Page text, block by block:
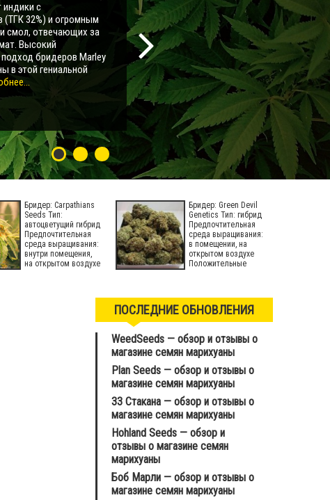
с
(ТГК 32%) и огромным
смол, отвечающих за
Высокий
бридеров Marley
в этой гениальной
Бридер: Carpathians
Seeds Тип:
автоцветущий гибрид
Предпочтительная
среда выращивания:
внутри помещения,
на открытом воздухе
Бридер: Green Devil
Genetics Тип: гибрид
Предпочтительная
среда выращивания:
в помещении, на
открытом воздухе
Положительные
ПОСЛЕДНИЕ ОБНОВЛЕНИЯ
WeedSeeds — обзор и отзывы о
магазине семян марихуаны
Plan Seeds — обзор и отзывы о
магазине семян марихуаны
33 Стакана — обзор и отзывы о
магазине семян марихуаны
Hohland Seeds — обзор и
отзывы о магазине семян
марихуаны
Боб Марли — обзор и отзывы о
магазине семян марихуаны